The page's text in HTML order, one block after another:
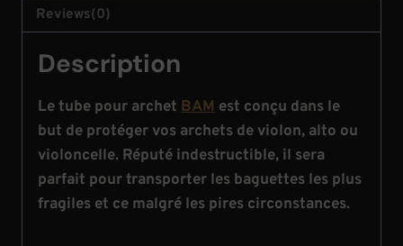
Reviews(0)
Description
Le tube pour archet BAM est conçu dans le
but de protéger vos archets de violon, alto ou
violoncelle. Réputé indestructible, il sera
parfait pour transporter les baguettes les plus
fragiles et ce malgré les pires circonstances.